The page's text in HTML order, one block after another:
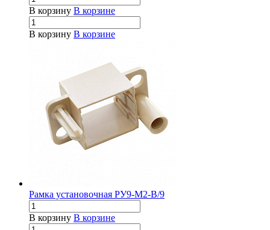
В корзину В корзине
В корзину В корзине
Рамка установочная РУ9-М2-В/9
В корзину В корзине